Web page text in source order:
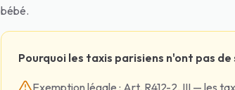
bébé.
Pourquoi les taxis parisiens n'ont pas de
Exemption légale : Art. R412-2, III — les